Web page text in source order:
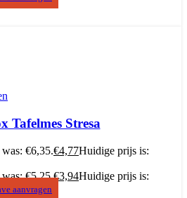
Tafelmes Stresa
€6,35.€4,77Huidige prijs is:
€5,25.€3,94Huidige prijs is:
aanvragen